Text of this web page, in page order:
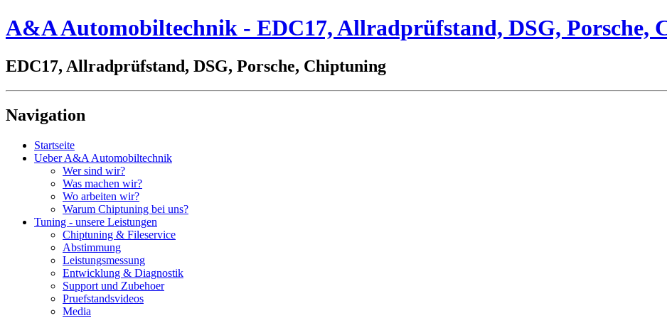
A&A Automobiltechnik - EDC17, Allradprüfstand, DSG, Porsche,
EDC17, Allradprüfstand, DSG, Porsche, Chiptuning
Navigation
Startseite
Ueber A&A Automobiltechnik
Wer sind wir?
Was machen wir?
Wo arbeiten wir?
Warum Chiptuning bei uns?
Tuning - unsere Leistungen
Chiptuning & Fileservice
Abstimmung
Leistungsmessung
Entwicklung & Diagnostik
Support und Zubehoer
Pruefstandsvideos
Media